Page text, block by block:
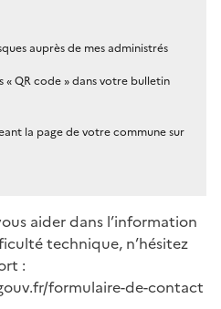
auprès de mes administrés
« QR code » dans votre bulletin
la page de votre commune sur
aider dans l’information
technique, n’hésitez
:
formulaire-de-contact